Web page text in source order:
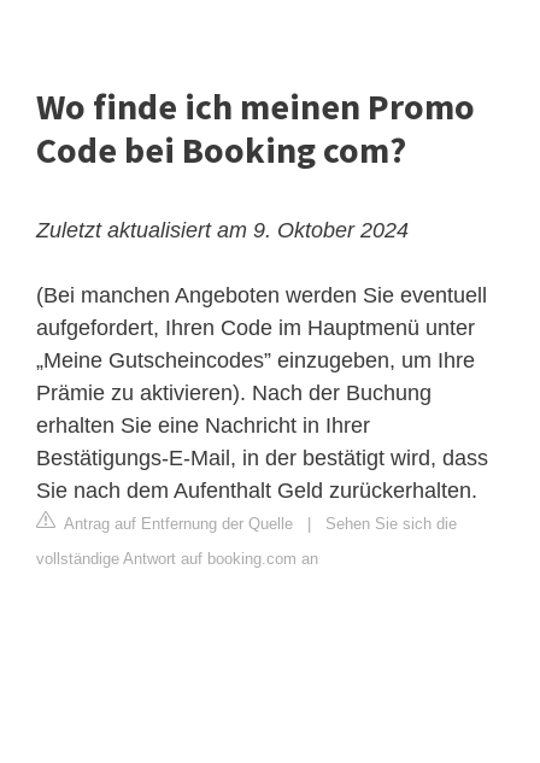
Wo finde ich meinen Promo
Code bei Booking com?
Zuletzt aktualisiert am 9. Oktober 2024
(Bei manchen Angeboten werden Sie eventuell
aufgefordert, Ihren Code im Hauptmenü unter
„Meine Gutscheincodes” einzugeben, um Ihre
Prämie zu aktivieren). Nach der Buchung
erhalten Sie eine Nachricht in Ihrer
Bestätigungs-E-Mail, in der bestätigt wird, dass
Sie nach dem Aufenthalt Geld zurückerhalten.
Antrag auf Entfernung der Quelle
Sehen Sie sich die
vollständige Antwort auf booking.com an